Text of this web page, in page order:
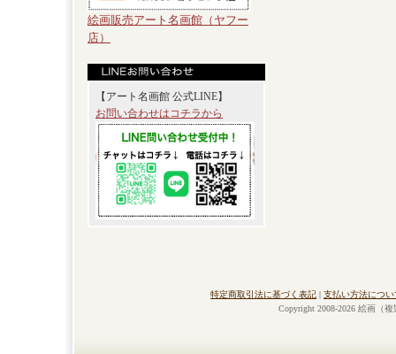
絵画販売アート名画館（ヤフー
店）
【アート名画館 公式LINE】
お問い合わせはコチラから
特定商取引法に基づく表記 | 支払い方法につい
Copyright 2008-2026 絵画（